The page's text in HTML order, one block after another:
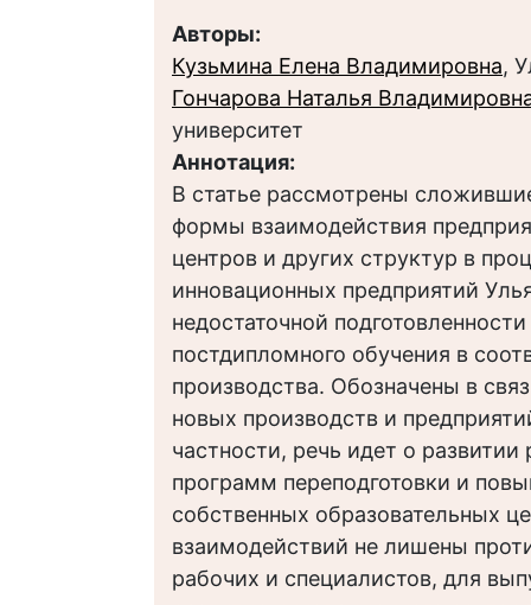
Авторы:
Кузьмина Елена Владимировна,
Гончарова Наталья
университет
Аннотация:
В статье рассмотрены
формы взаимодействия
центров и других структур в
инновационных предприятий
недостаточной
постдипломного обучения в
производства. Обозначены в
новых производств и
частности, речь идет о
программ переподготовки и
собственных образовательных
взаимодействий не лишены
рабочих и специалистов, для